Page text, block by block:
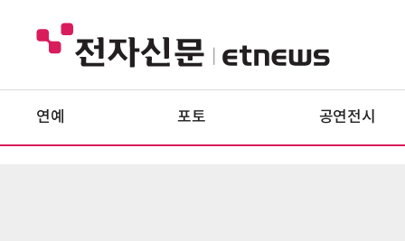
연예 포토 공연전시